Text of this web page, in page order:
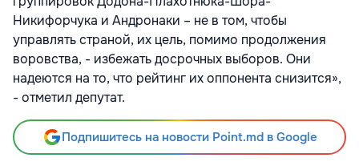
Никифорчука и Андронаки – не в том, чтобы
управлять страной, их цель, помимо продолжения
воровства, - избежать досрочных выборов. Они
надеются на то, что рейтинг их оппонента снизится»,
- отметил депутат.
Подпишитесь на новости Point.md в Google